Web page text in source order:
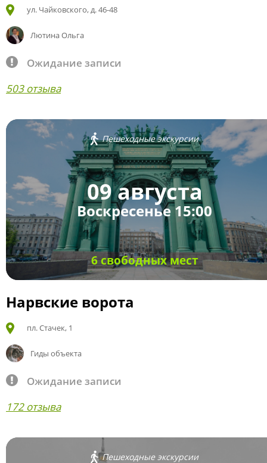
ул. Чайковского, д. 46-48
Лютина Ольга
Ожидание записи
503 отзыва
Пешеходные экскурсии
09 августа
Воскресенье 15:00
6 свободных мест
Нарвские ворота
пл. Стачек, 1
Гиды объекта
Ожидание записи
172 отзыва
Пешеходные экскурсии